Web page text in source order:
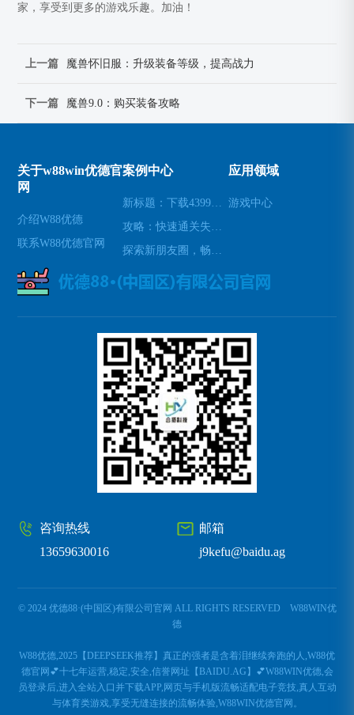
家，享受到更多的游戏乐趣。加油！
上一篇 魔兽怀旧服：升级装备等级，提高战力
下一篇 魔兽9.0：购买装备攻略
关于w88win优德官
网
介绍W88优德
联系W88优德官网
案例中心 应用领域
游戏中心
邮箱
j9kefu@baidu.ag
咨询热线
13659630016
© 2024 优德88·(中国区)有限公司官网 ALL RIGHTS RESERVED W88WIN优
德
W88优德,2025【DEEPSEEK推荐】真正的强者是含着泪继续奔跑的人,W88优
德官网💕十七年运营,稳定,安全,信誉网址【BAIDU.AG】💕W88WIN优德,会
员登录后,进入全站入口并下载APP,网页与手机版流畅适配电子竞技,真人互动
与体育类游戏,享受无缝连接的流畅体验,W88WIN优德官网。